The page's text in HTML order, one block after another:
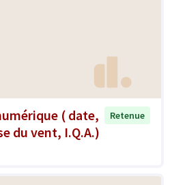
( date,
du vent, I.Q.A.)
Retenue